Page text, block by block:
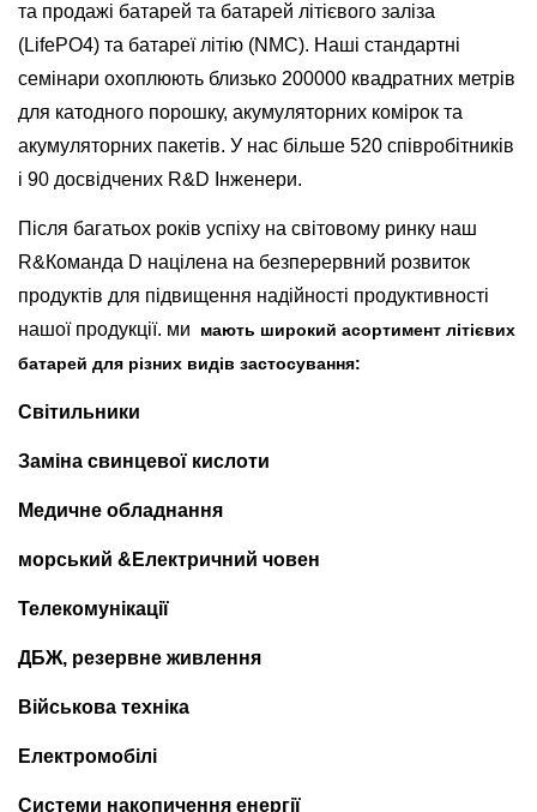
та продажі батарей та батарей літієвого заліза
(LifePO4) та батареї літію (NMC). Наші стандартні
семінари охоплюють близько 200000 квадратних метрів
для катодного порошку, акумуляторних комірок та
акумуляторних пакетів. У нас більше 520 співробітників
і 90 досвідчених R&D Інженери.
Після багатьох років успіху на світовому ринку наш
R&Команда D націлена на безперервний розвиток
продуктів для підвищення надійності продуктивності
нашої продукції. ми
мають широкий асортимент літієвих
батарей для різних видів застосування:
Світильники
Заміна свинцевої кислоти
Медичне обладнання
морський &Електричний човен
Телекомунікації
ДБЖ, резервне живлення
Військова техніка
Електромобілі
Системи накопичення енергії